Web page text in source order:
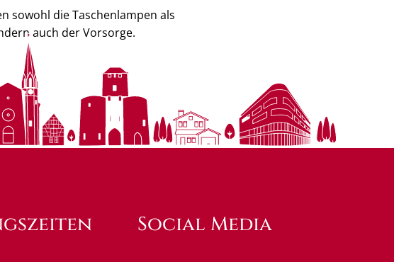
sowohl die Taschenlampen als
auch der Vorsorge.
Social Media